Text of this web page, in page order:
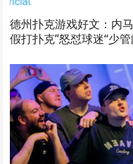
德州扑克游戏好文：内
假打扑克”怒怼球迷“少